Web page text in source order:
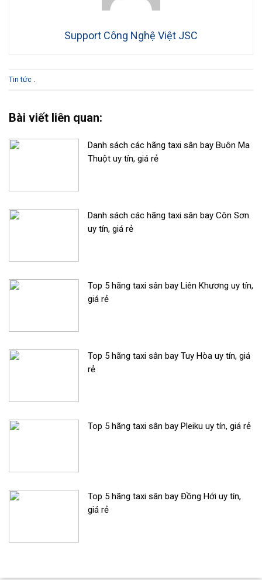
Support Công Nghệ Việt JSC
Tin tức
Bài viết liên quan:
Danh sách các hãng taxi sân bay Buôn Ma
Thuột uy tín, giá rẻ
Danh sách các hãng taxi sân bay Côn Sơn
uy tín, giá rẻ
Top 5 hãng taxi sân bay Liên Khương uy tín,
giá rẻ
Top 5 hãng taxi sân bay Tuy Hòa uy tín, giá
rẻ
Top 5 hãng taxi sân bay Pleiku uy tín, giá rẻ
Top 5 hãng taxi sân bay Đồng Hới uy tín,
giá rẻ